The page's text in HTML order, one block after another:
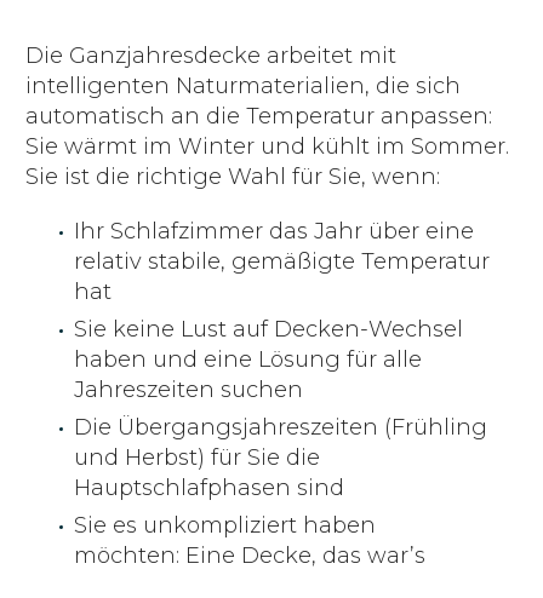
Die Ganzjahresdecke arbeitet mit
intelligenten Naturmaterialien, die sich
automatisch an die Temperatur anpassen:
Sie wärmt im Winter und kühlt im Sommer.
Sie ist die richtige Wahl für Sie, wenn:
Ihr Schlafzimmer das Jahr über eine
relativ stabile, gemäßigte Temperatur
hat
Sie keine Lust auf Decken-Wechsel
haben und eine Lösung für alle
Jahreszeiten suchen
Die Übergangsjahreszeiten (Frühling
und Herbst) für Sie die
Hauptschlafphasen sind
Sie es unkompliziert haben
möchten: Eine Decke, das war’s